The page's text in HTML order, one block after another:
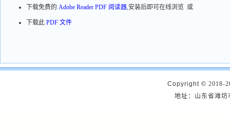
下载免费的 Adobe Reader PDF 阅读器,安装后即可在线浏览 或
下载此 PDF 文件
Copyright © 2018-
地址：山东省潍坊